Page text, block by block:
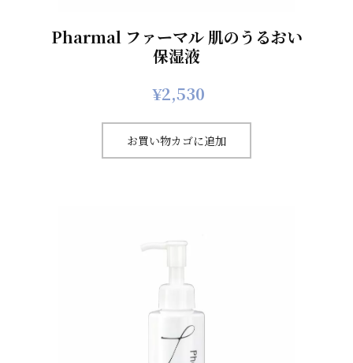
Pharmal ファーマル 肌のうるおい
保湿液
¥2,530
お買い物カゴに追加